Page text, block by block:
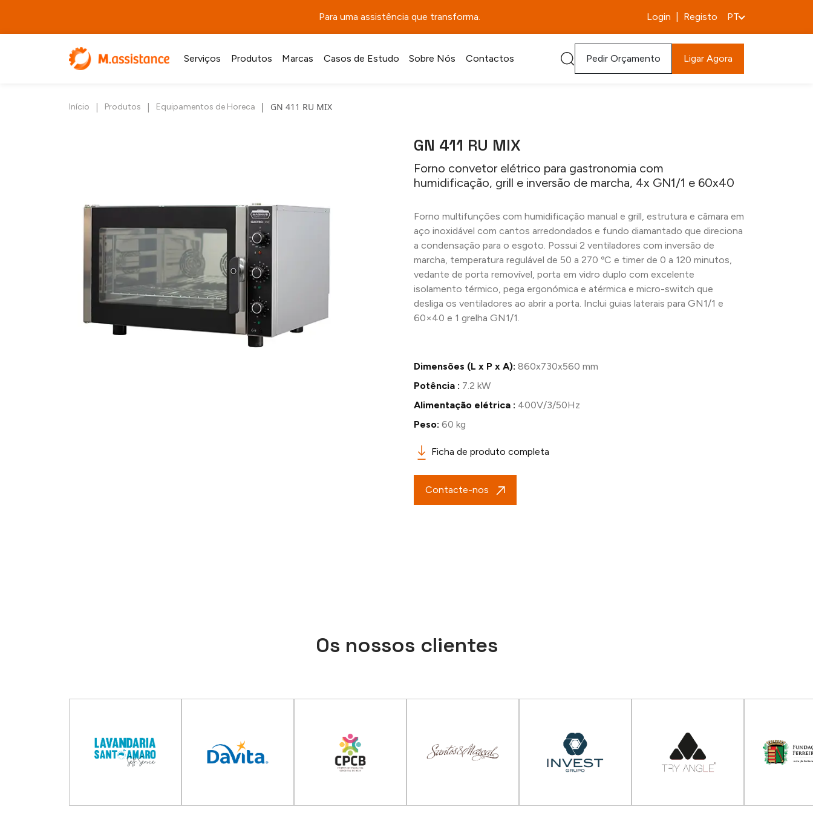
Para uma assistência que transforma. Login Registo PT
Serviços Produtos Marcas Casos de Estudo Sobre Nós Contactos Pedir Orçamento Ligar Agora
Início | Produtos | Equipamentos de Horeca | GN 411 RU MIX
GN 411 RU MIX
Forno convetor elétrico para gastronomia com
humidificação, grill e inversão de marcha, 4x GN1/1 e 60x40
Forno multifunções com humidificação manual e grill, estrutura e câmara em
aço inoxidável com cantos arredondados e fundo diamantado que direciona
a condensação para o esgoto. Possui 2 ventiladores com inversão de
marcha, temperatura regulável de 50 a 270 ºC e timer de 0 a 120 minutos,
vedante de porta removível, porta em vidro duplo com excelente
isolamento térmico, pega ergonómica e atérmica e micro-switch que
desliga os ventiladores ao abrir a porta. Inclui guias laterais para GN1/1 e
60×40 e 1 grelha GN1/1.
Dimensões (L x P x A): 860x730x560 mm
Potência : 7.2 kW
Alimentação elétrica : 400V/3/50Hz
Peso: 60 kg
Ficha de produto completa
Contacte-nos
Os nossos clientes